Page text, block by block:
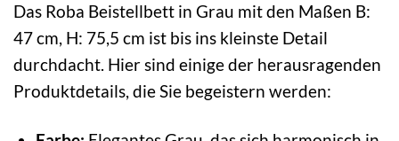
Das Roba Beistellbett in Grau mit den Maßen B:
47 cm, H: 75,5 cm ist bis ins kleinste Detail
durchdacht. Hier sind einige der herausragenden
Produktdetails, die Sie begeistern werden: